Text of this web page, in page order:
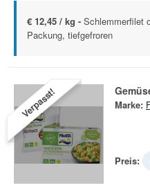
€ 12,45 / kg - Schlemmerfilet
Packung, tiefgefroren
Verpasst! Marke:
Preis: